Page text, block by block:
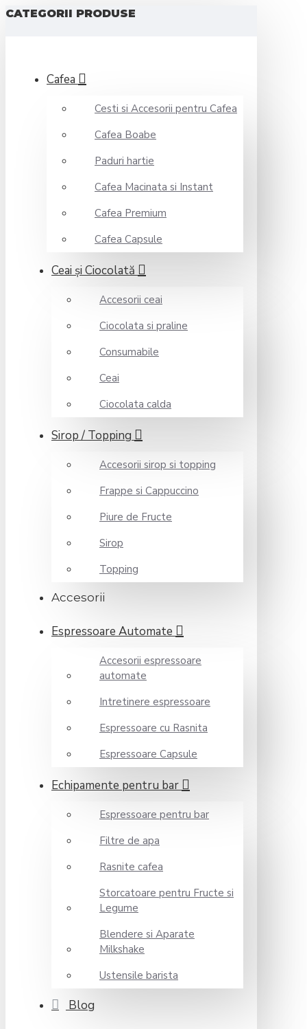
CATEGORII PRODUSE
Cafea
Cesti si Accesorii pentru Cafea
Cafea Boabe
Paduri hartie
Cafea Macinata si Instant
Cafea Premium
Cafea Capsule
Ceai şi Ciocolată
Accesorii ceai
Ciocolata si praline
Consumabile
Ceai
Ciocolata calda
Sirop / Topping
Accesorii sirop si topping
Frappe si Cappuccino
Piure de Fructe
Sirop
Topping
Accesorii
Espressoare Automate
Accesorii espressoare
automate
Intretinere espressoare
Espressoare cu Rasnita
Espressoare Capsule
Echipamente pentru bar
Espressoare pentru bar
Filtre de apa
Rasnite cafea
Storcatoare pentru Fructe si
Legume
Blendere si Aparate
Milkshake
Ustensile barista
Blog